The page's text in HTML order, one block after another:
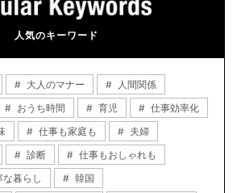
人気のキーワード
大人のマナー
人間関係
おうち時間 育児
仕事効率化
仕事も家庭も
夫婦
診断
仕事もおしゃれも
な暮らし
韓国